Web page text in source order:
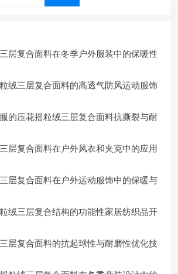
层复合面料在冬季户外服装中的保暖性
绒三层复合面料的高透气防风运动服饰
的压花摇粒绒三层复合面料抗撕裂与耐
层复合面料在户外风衣和夹克中的应用
层复合面料在户外运动服饰中的保暖与
绒三层复合结构的功能性家居纺织品开
层复合面料的抗起球性与耐磨性优化技